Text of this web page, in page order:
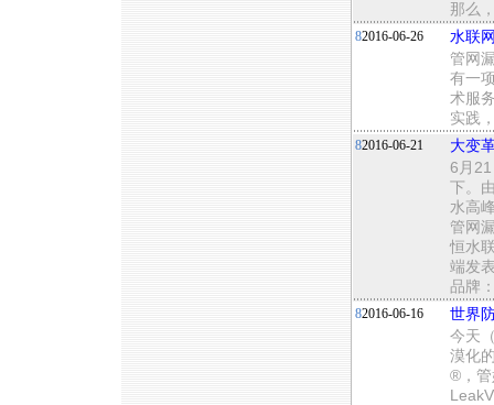
那么
82016-06-26
水联
管网
有一
术服
实践
82016-06-21
大变
6月
下。
水高
管网
恒水
端发
品牌
82016-06-16
世界
今天
漠化
®，管